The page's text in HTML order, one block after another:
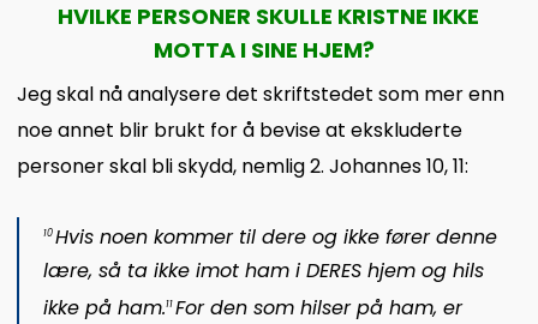
HVILKE PERSONER SKULLE KRISTNE IKKE
MOTTA I SINE HJEM?
Jeg skal nå analysere det skriftstedet som mer enn
noe annet blir brukt for å bevise at ekskluderte
personer skal bli skydd, nemlig 2. Johannes 10, 11:
10Hvis noen kommer til dere og ikke fører denne
lære, så ta ikke imot ham i DERES hjem og hils
ikke på ham.11For den som hilser på ham, er